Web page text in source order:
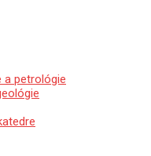
a petrológie